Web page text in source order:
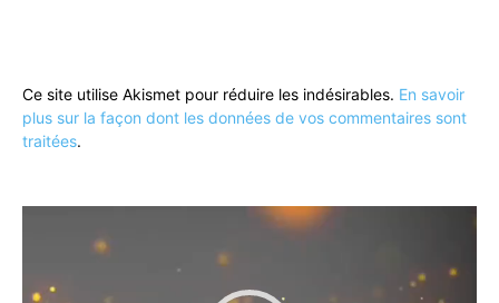
Ce site utilise Akismet pour réduire les indésirables. En savoir
plus sur la façon dont les données de vos commentaires sont
traitées.